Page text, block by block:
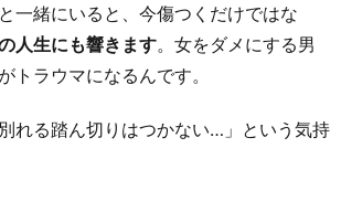
一緒にいると、今傷つくだけではな
人生にも響きます。女をダメにする男
トラウマになるんです。
れる踏ん切りはつかない…」という気持